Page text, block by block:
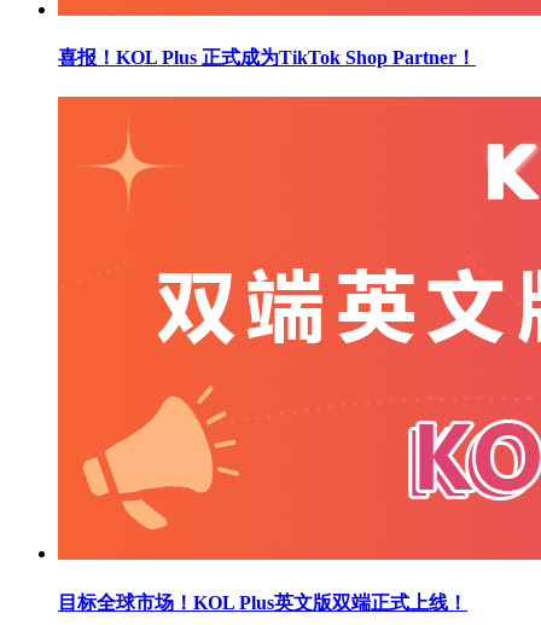
喜报！KOL Plus 正式成为TikTok Shop Partner！
目标全球市场！KOL Plus英文版双端正式上线！